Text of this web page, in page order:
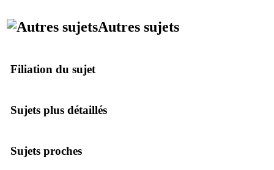
Autres sujets
Filiation du sujet
Sujets plus détaillés
Sujets proches